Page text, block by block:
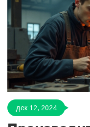
дек 12, 2024